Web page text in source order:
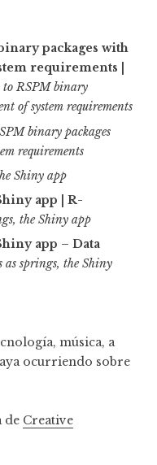
packages with
requirements |
to RSPM binary
of system requirements
binary packages
requirements
Shiny app
app | R-
the Shiny app
app – Data
as springs, the Shiny
música, a
ocurriendo sobre
de Creative